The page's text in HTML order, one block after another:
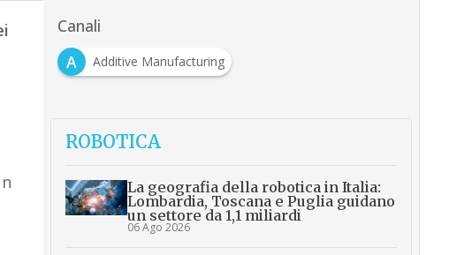
Canali
A
Additive Manufacturing
ROBOTICA
La geografia della robotica in Italia:
Lombardia, Toscana e Puglia guidano
un settore da 1,1 miliardi
06 Ago 2026